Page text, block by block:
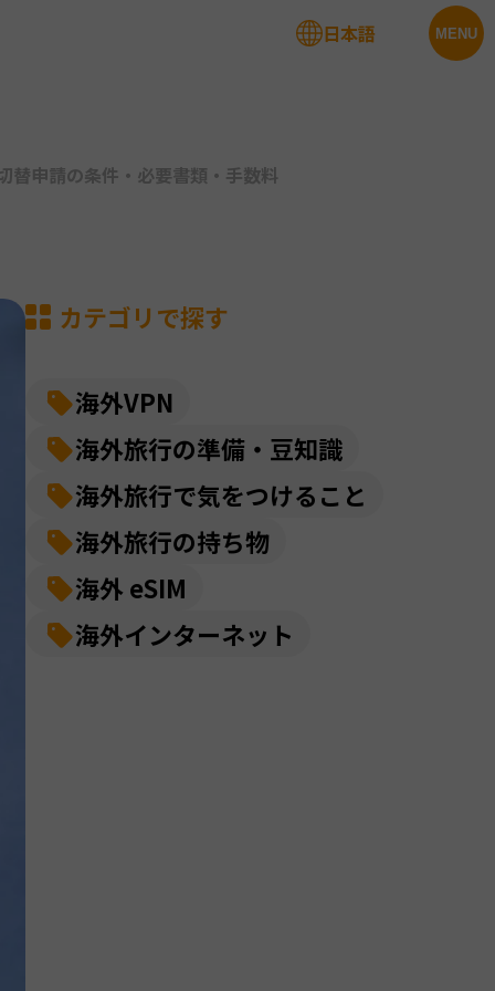
MENU
日本語
替申請の条件・必要書類・手数料
カテゴリで探す
海外VPN
海外旅行の準備・豆知識
海外旅行で気をつけること
海外旅行の持ち物
海外 eSIM
海外インターネット